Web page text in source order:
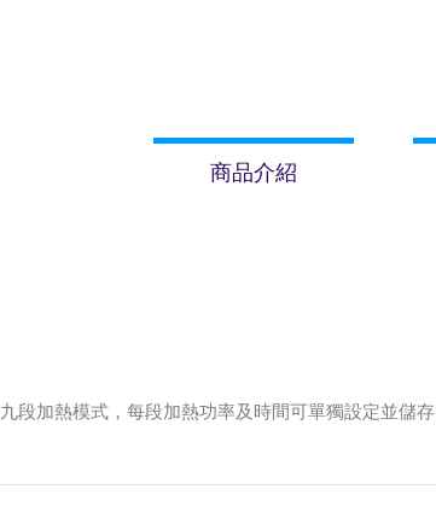
商品介紹
段加熱模式，每段加熱功率及時間可單獨設定並儲存